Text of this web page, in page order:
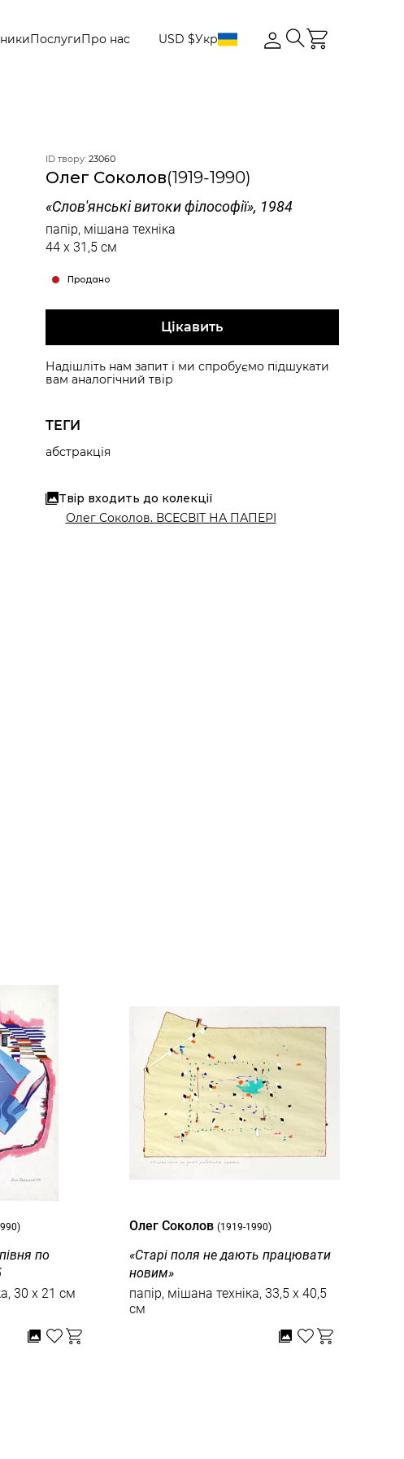
ПослугиПро нас USD $Укр
ID твору: 23060
Олег Соколов(1919-1990)
«Слов'янські витоки філософії», 1984
папір, мішана техніка
44 x 31,5 см
Продано
Цікавить
Надішліть нам запит і ми спробуємо підшукати
вам аналогічний твір
ТЕГИ
абстракція
Твір входить до колекції
Олег Соколов. ВСЕСВІТ НА ПАПЕРІ
по
30 x 21 см
Олег Соколов (1919-1990)
«Старі поля не дають працювати
новим»
папір, мішана техніка, 33,5 x 40,5
см